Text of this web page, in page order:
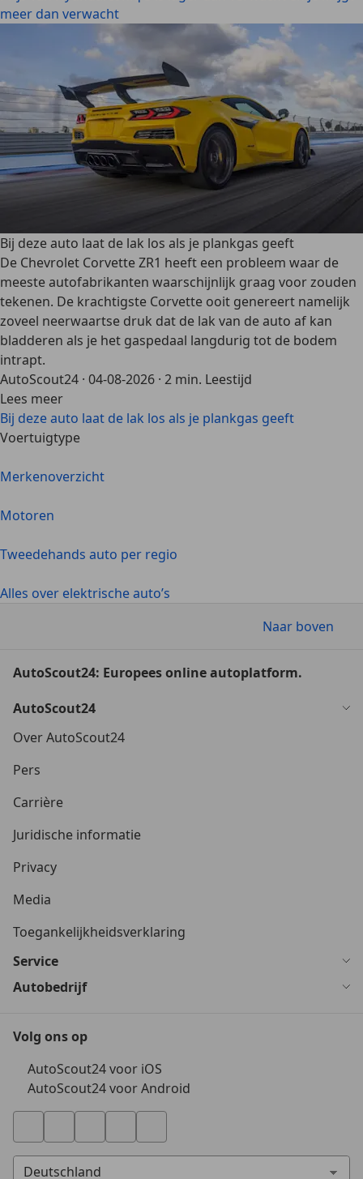
meer dan verwacht
Bij deze auto laat de lak los als je plankgas geeft
De Chevrolet Corvette ZR1 heeft een probleem waar de
meeste autofabrikanten waarschijnlijk graag voor zouden
tekenen. De krachtigste Corvette ooit genereert namelijk
zoveel neerwaartse druk dat de lak van de auto af kan
bladderen als je het gaspedaal langdurig tot de bodem
intrapt.
AutoScout24 · 04-08-2026 · 2 min. Leestijd
Lees meer
Bij deze auto laat de lak los als je plankgas geeft
Voertuigtype
Merkenoverzicht
Motoren
Tweedehands auto per regio
Alles over elektrische auto’s
Naar boven
AutoScout24: Europees online autoplatform.
AutoScout24
Over AutoScout24
Pers
Carrière
Juridische informatie
Privacy
Media
Toegankelijkheidsverklaring
Service
Autobedrijf
Volg ons op
AutoScout24 voor iOS
AutoScout24 voor Android